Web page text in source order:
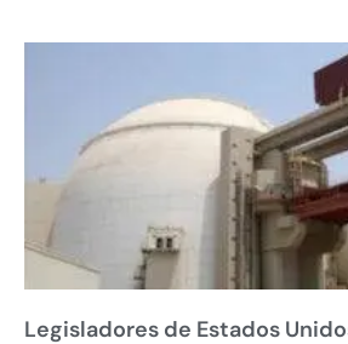
Legisladores de Estados